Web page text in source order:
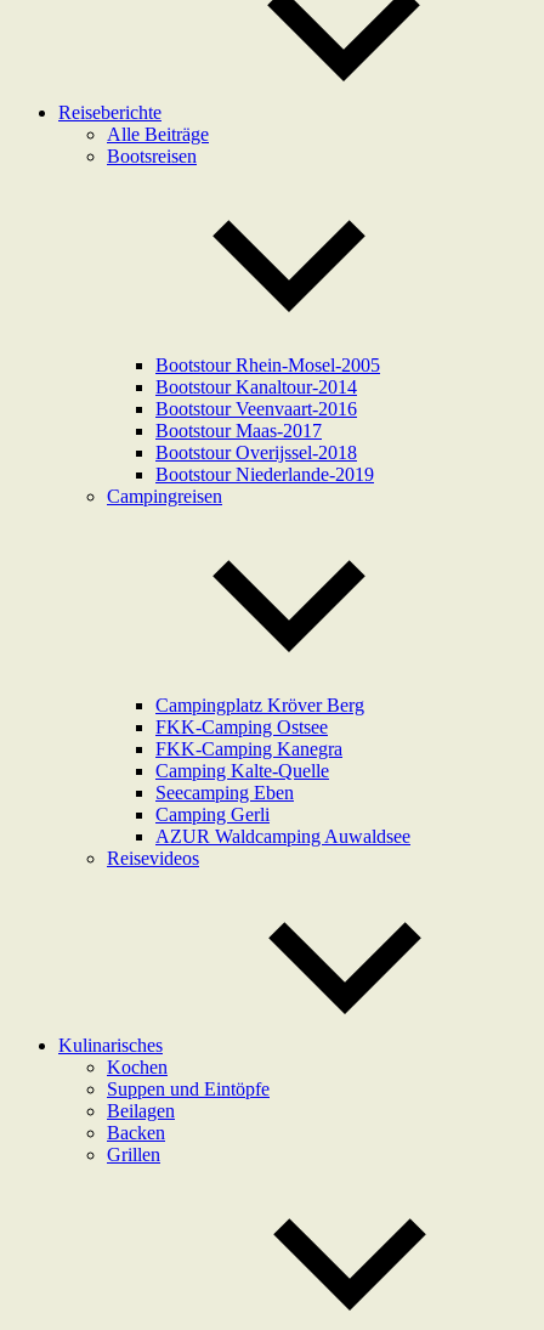
Reiseberichte
Alle Beiträge
Bootsreisen
Bootstour Rhein-Mosel-2005
Bootstour Kanaltour-2014
Bootstour Veenvaart-2016
Bootstour Maas-2017
Bootstour Overijssel-2018
Bootstour Niederlande-2019
Campingreisen
Campingplatz Kröver Berg
FKK-Camping Ostsee
FKK-Camping Kanegra
Camping Kalte-Quelle
Seecamping Eben
Camping Gerli
AZUR Waldcamping Auwaldsee
Reisevideos
Kulinarisches
Kochen
Suppen und Eintöpfe
Beilagen
Backen
Grillen